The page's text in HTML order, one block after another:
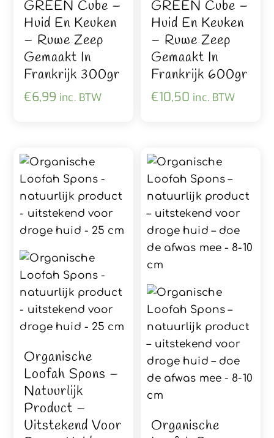
GREEN Cube –
Huid En Keuken
– Ruwe Zeep
Gemaakt In
Frankrijk 300gr
€6,99 inc. BTW
GREEN Cube –
Huid En Keuken
– Ruwe Zeep
Gemaakt In
Frankrijk 600gr
€10,50 inc. BTW
Organische
Loofah Spons –
Natuurlijk
Product –
Uitstekend Voor
Organische